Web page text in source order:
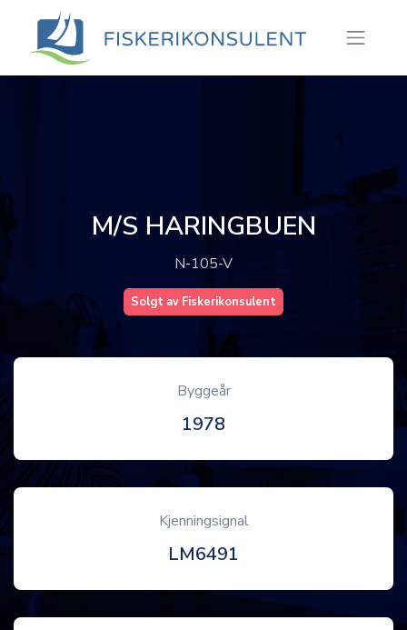
M/S HARINGBUEN
N-105-V
Solgt av Fiskerikonsulent
Byggeår
1978
Kjenningsignal
LM6491